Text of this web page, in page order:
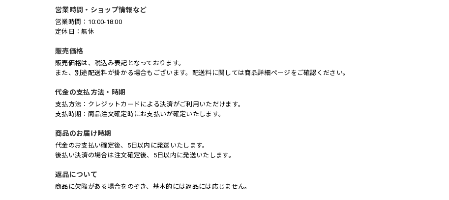
営業時間・ショップ情報など
営業時間：10:00-18:00
定休日：無休
販売価格
販売価格は、税込み表記となっております。
また、別途配送料が掛かる場合もございます。配送料に関しては商品詳細ページをご確認ください。
代金の支払方法・時期
支払方法：クレジットカードによる決済がご利用いただけます。
支払時期：商品注文確定時にお支払いが確定いたします。
商品のお届け時期
代金のお支払い確定後、5日以内に発送いたします。
後払い決済の場合は注文確定後、5日以内に発送いたします。
返品について
商品に欠陥がある場合をのぞき、基本的には返品には応じません。